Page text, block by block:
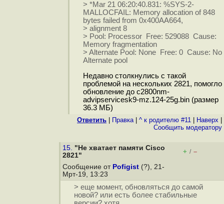
> *Mar 21 06:20:40.831: %SYS-2-
MALLOCFAIL: Memory allocation of 848
bytes failed from 0x400AA664,
> alignment 8
> Pool: Processor Free: 529088 Cause:
Memory fragmentation
> Alternate Pool: None Free: 0 Cause: No
Alternate pool
Недавно столкнулись с такой
проблемой на нескольких 2821, помогло
обновление до c2800nm-
advipservicesk9-mz.124-25g.bin (размер
36.3 МБ)
Ответить Правка| ^ к родителю #11 Наверх
Cообщить модератору
15. "Не хватает памяти Cisco
2821"
+ / –
Сообщение от Pofigist (?), 21-
Мрт-19, 13:23
> еще момент, обновляться до самой
новой? или есть более стабильные